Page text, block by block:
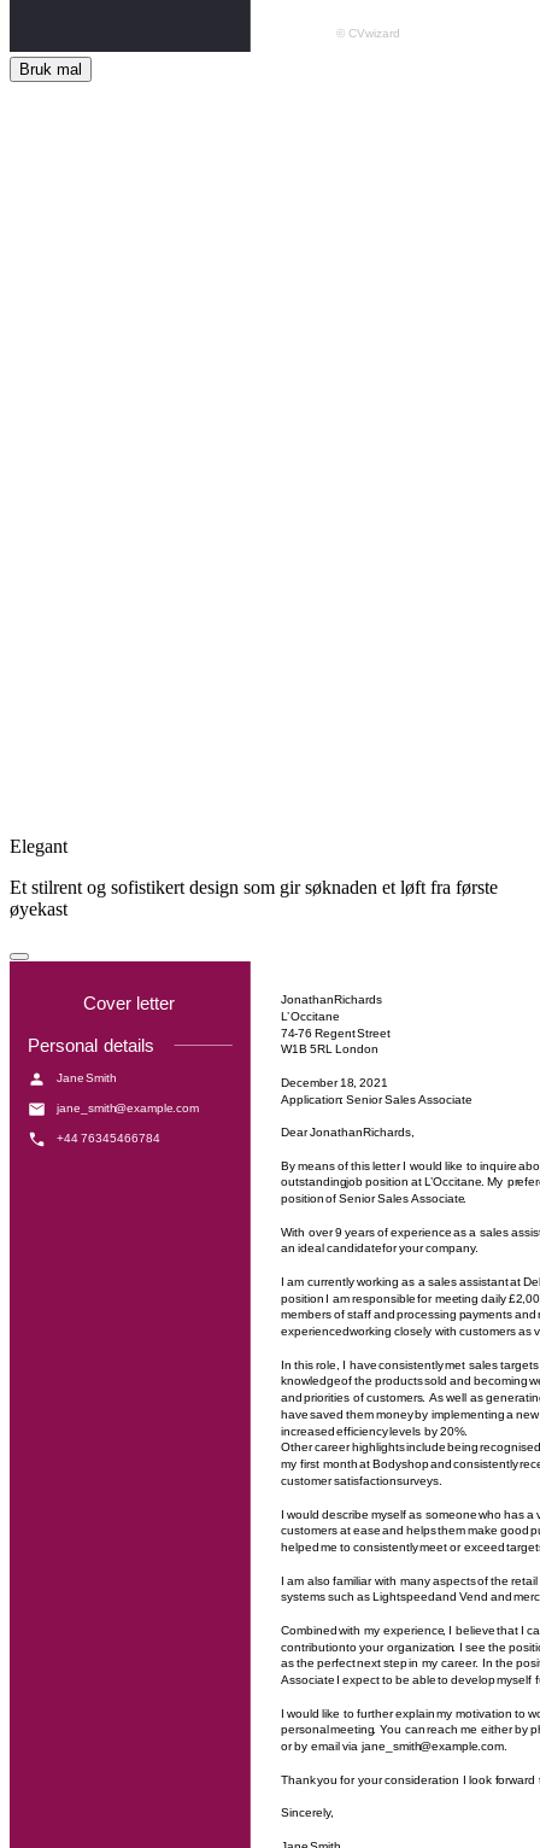
Bruk mal
Elegant
Et stilrent og sofistikert design som gir søknaden et løft fra første
øyekast